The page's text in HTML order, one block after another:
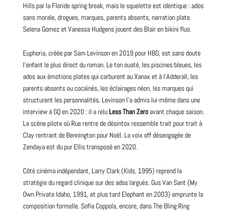
Hills par la Floride spring break, mais le squelette est identique : ados
sans morale, drogues, marques, parents absents, narration plate.
Selena Gomez et Vanessa Hudgens jouent des Blair en bikini fluo.
Euphoria, créée par Sam Levinson en 2019 pour HBO, est sans doute
l’enfant le plus direct du roman. Le ton ouaté, les piscines bleues, les
ados aux émotions plates qui carburent au Xanax et à l’Adderall, les
parents absents ou cocaïnés, les éclairages néon, les marques qui
structurent les personnalités. Levinson l’a admis lui-même dans une
interview à GQ en 2020 : il a relu Less Than Zeroavant chaque saison.
La scène pilote où Rue rentre de désintox ressemble trait pour trait à
Clay rentrant de Bennington pour Noël. La voix off désengagée de
Zendaya est du pur Ellis transposé en 2020.
Côté cinéma indépendant, Larry Clark (Kids, 1995) reprend la
stratégie du regard clinique sur des ados largués. Gus Van Sant (My
Own Private Idaho, 1991, et plus tard Elephant en 2003) emprunte la
composition formelle. Sofia Coppola, encore, dans The Bling Ring